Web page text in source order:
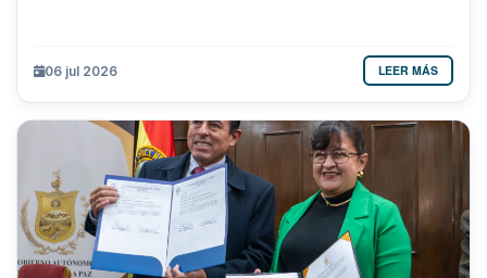
06 jul 2026 LEER MÁS